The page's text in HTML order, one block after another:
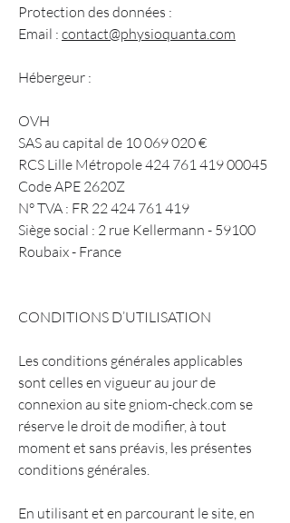
Protection des données :
Email : contact@physioquanta.com
Hébergeur :
OVH
SAS au capital de 10 069 020€
RCS Lille Métropole 424 761 419 00045
Code APE 2620Z
N° TVA : FR 22 424 761 419
Siège social : 2 rue Kellermann - 59100
Roubaix - France
CONDITIONS D’UTILISATION
Les conditions générales applicables
sont celles en vigueur au jour de
connexion au site gniom-check.com se
réserve le droit de modifier, à tout
moment et sans préavis, les présentes
conditions générales.
En utilisant et en parcourant le site, en